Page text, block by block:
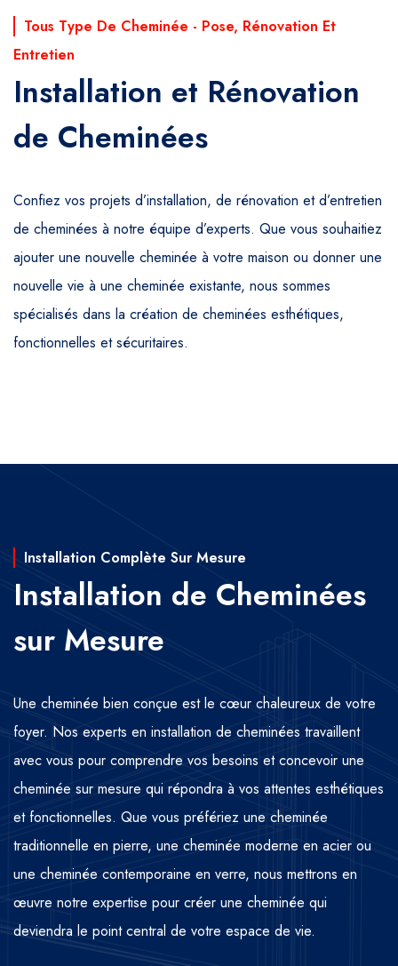
Tous Type De Cheminée - Pose, Rénovation Et
Entretien
Installation et Rénovation
de Cheminées
Confiez vos projets d’installation, de rénovation et d’entretien
de cheminées à notre équipe d’experts. Que vous souhaitiez
ajouter une nouvelle cheminée à votre maison ou donner une
nouvelle vie à une cheminée existante, nous sommes
spécialisés dans la création de cheminées esthétiques,
fonctionnelles et sécuritaires.
Installation Complète Sur Mesure
Installation de Cheminées
sur Mesure
Une cheminée bien conçue est le cœur chaleureux de votre
foyer. Nos experts en installation de cheminées travaillent
avec vous pour comprendre vos besoins et concevoir une
cheminée sur mesure qui répondra à vos attentes esthétiques
et fonctionnelles. Que vous préfériez une cheminée
traditionnelle en pierre, une cheminée moderne en acier ou
une cheminée contemporaine en verre, nous mettrons en
œuvre notre expertise pour créer une cheminée qui
deviendra le point central de votre espace de vie.